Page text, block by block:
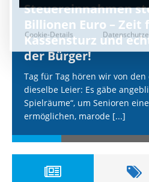
Steuereinnahmen
Billionen Euro – Zeit
Kassensturz und
der Bürger!
Tag für Tag hören wir von
dieselbe Leier: Es gäbe
Spielräume“, um Senioren
ermöglichen, marode [...]